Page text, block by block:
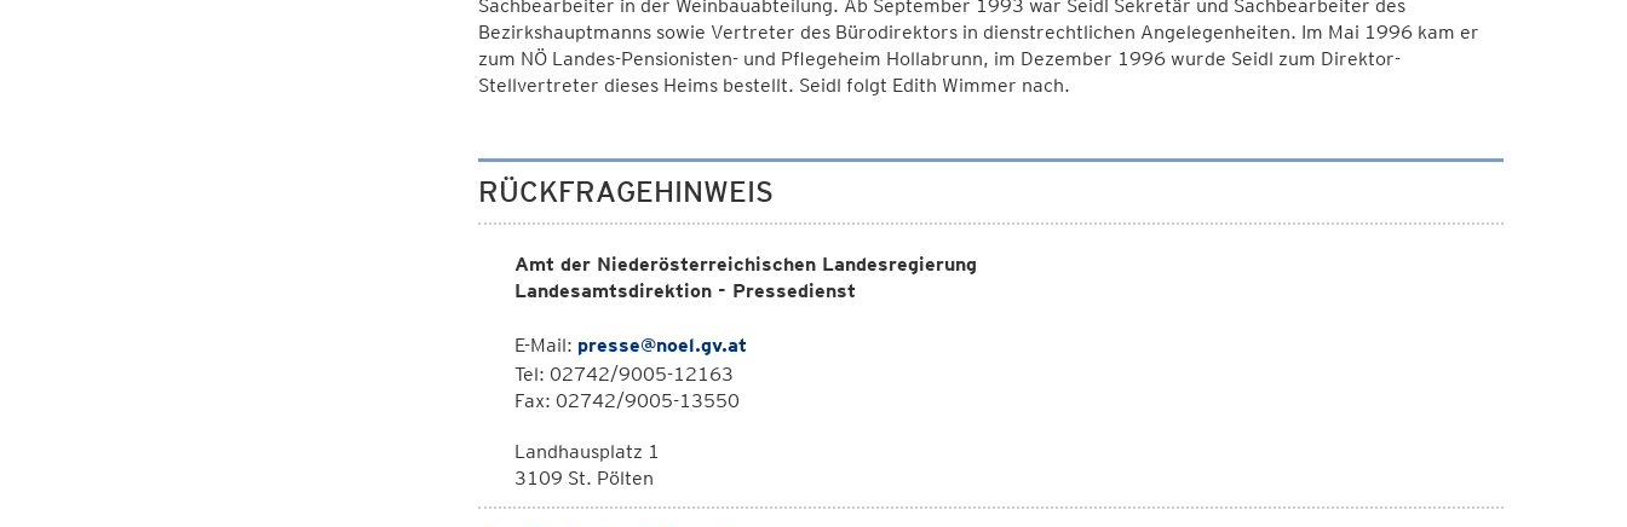
Sachbearbeiter in der Weinbauabteilung. Ab September 1993 war Seidl Sekretär und Sachbearbeiter des
Bezirkshauptmanns sowie Vertreter des Bürodirektors in dienstrechtlichen Angelegenheiten. Im Mai 1996 kam er
zum NÖ Landes-Pensionisten- und Pflegeheim Hollabrunn, im Dezember 1996 wurde Seidl zum Direktor-
Stellvertreter dieses Heims bestellt. Seidl folgt Edith Wimmer nach.
RÜCKFRAGEHINWEIS
Amt der Niederösterreichischen Landesregierung
Landesamtsdirektion - Pressedienst
E-Mail: presse@noel.gv.at
Tel: 02742/9005-12163
Fax: 02742/9005-13550
Landhausplatz 1
3109 St. Pölten